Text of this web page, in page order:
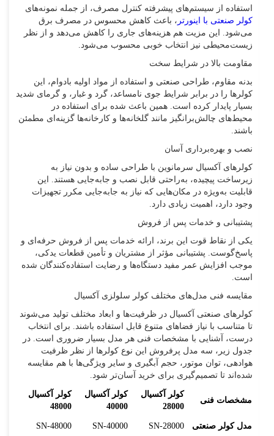
استفاده از سیستم‌های پیشرفته کنترل مصرف، از جمله نمونه‌های
کولر صنعتی با اینورتر ، باعث کاهش محسوس در مصرف برق
می‌شود. این مزیت هم هزینه‌های جاری را کاهش می‌دهد و از نظر
زیست‌محیطی نیز انتخاب خوبی محسوب می‌شود.
مقاومت بالا در شرایط سخت
بدنه مقاوم، طراحی صنعتی و استفاده از مواد اولیه بادوام، این
کولرها را در برابر شرایط جوی نامساعد، گرد و غبار، و گرمای شدید
بسیار پایدار کرده است. همین باعث شده برای استفاده در
محیط‌های چالش‌برانگیز مانند گلخانه‌ها و کارخانه‌ها گزینه‌ای مطمئن
باشند.
نصب و بهره‌برداری آسان
کولرهای آکسیال سرمانوین با طراحی ساده و بدون نیاز به
زیرساخت پیچیده، به‌راحتی قابل نصب و جابه‌جایی هستند. این
قابلیت به‌ویژه در مکان‌هایی که نیاز به جابه‌جایی مکرر تجهیزات
وجود دارد، اهمیت زیادی دارد.
پشتیبانی و خدمات پس از فروش
یکی از نقاط قوت این برند، ارائه خدمات پس از فروش حرفه‌ای و
پاسخ‌گوست. پشتیبانی مؤثر از مشتریان و تأمین قطعات یدکی،
موجب افزایش عمر مفید دستگاه‌ها و رضایت استفاده‌کنندگان شده
است.
مقایسه فنی مدل‌های مختلف کولر سلولزی آکسیال
کولرهای صنعتی آکسیال در ظرفیت‌ها و ابعاد مختلف تولید می‌شوند
تا متناسب با نیاز فضاهای متنوع قابل استفاده باشند. برای انتخاب
درست، آشنایی با مشخصات فنی هر مدل بسیار ضروری است. در
جدول زیر، سه مدل پرفروش این نوع کولرها از نظر ظرفیت
هوادهی، توان موتور، حجم آبگیری و سایر ویژگی‌ها با هم مقایسه
شده‌اند تا تصمیم‌گیری برای خرید آسان‌تر شود.
مشخصات فنی
کولر آکسیال
28000
کولر آکسیال
40000
کولر آکسیال
48000
مدل کولر صنعتی SN-28000
SN-40000
SN-48000